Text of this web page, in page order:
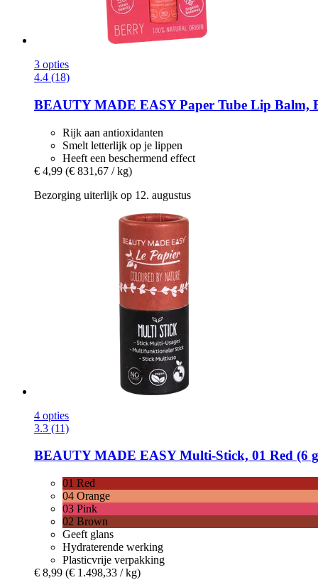
3 opties
4.4 (18)
BEAUTY MADE EASYPaper Tube Lip Balm,
Rijk aan antioxidanten
Smelt letterlijk op je lippen
Heeft een beschermend effect
€ 4,99 (€ 831,67 / kg)
Bezorging uiterlijk op 12. augustus
4 opties
3.3 (11)
BEAUTY MADE EASYMulti-​Stick, 01 Red (6
01 Red
04 Orange
03 Pink
02 Brown
Geeft glans
Hydraterende werking
Plasticvrije verpakking
€ 8,99 (€ 1.498,33 / kg)